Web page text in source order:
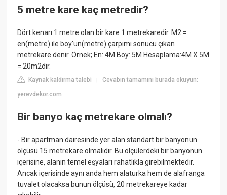
5 metre kare kaç metredir?
Dört kenarı 1 metre olan bir kare 1 metrekaredir. M2 =
en(metre) ile boy'un(metre) çarpımı sonucu çıkan
metrekare denir. Örnek; En: 4M Boy: 5M Hesaplama:4M X 5M
= 20m2dir.
Kaynak kaldırma talebi |Cevabın tamamını burada okuyun:
yerevdekor.com
Bir banyo kaç metrekare olmalı?
- Bir apartman dairesinde yer alan standart bir banyonun
ölçüsü 15 metrekare olmalıdır. Bu ölçülerdeki bir banyonun
içerisine, alanın temel eşyaları rahatlıkla girebilmektedir.
Ancak içerisinde aynı anda hem alaturka hem de alafranga
tuvalet olacaksa bunun ölçüsü, 20 metrekareye kadar